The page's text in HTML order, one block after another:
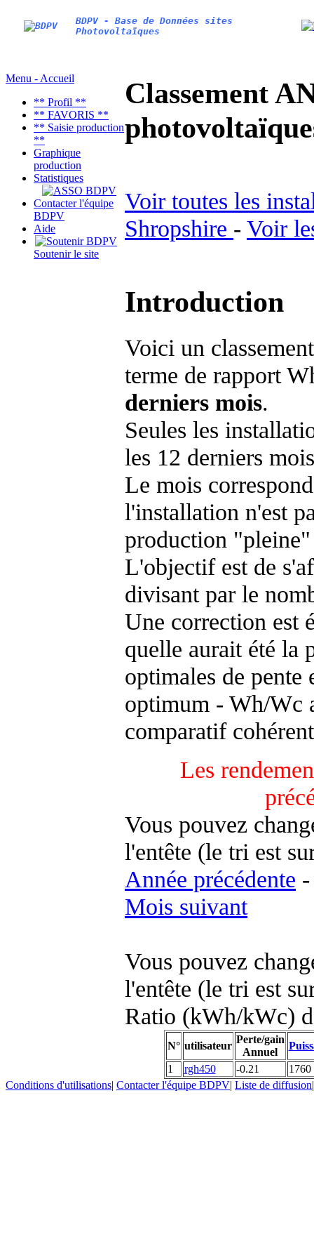
BDPV - Base de Données sites
Photovoltaïques
Menu - Accueil
** Profil **
** FAVORIS **
** Saisie production
**
Graphique
production
Statistiques
Contacter l'équipe
BDPV
Aide
Soutenir le site
Classement
Voir toutes les
Shropshire - Voir
Introduction
Voici un
terme de rapport
derniers mois.
Seules les
les 12 derniers
Le mois
l'installation n'est
production "pleine"
L'objectif est de
divisant par le
Une correction est
quelle aurait été la
optimales de
optimum - Wh/Wc
comparatif
Les
Vous pouvez
l'entête (le tri est
Année précédente -
Mois suivant
Vous pouvez
l'entête (le tri est
Ratio (kWh/kWc)
N° utilisateur
Perte/gain
Annuel
1
rgh450 -0.21
1760
Conditions d'utilisations| Contacter l'équipe BDPV| Liste de diffusion